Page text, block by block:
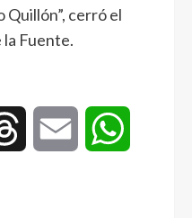
Quillón”, cerró el
la Fuente.
Threads Email